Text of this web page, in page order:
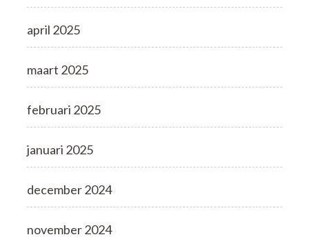
april 2025
maart 2025
februari 2025
januari 2025
december 2024
november 2024